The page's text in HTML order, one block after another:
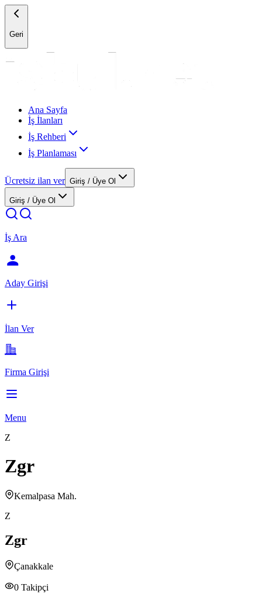
Geri
Ana Sayfa
İş İlanları
İş Rehberi
İş Planlaması
Ücretsiz ilan ver Giriş / Üye Ol
Giriş / Üye Ol
İş Ara
Aday Girişi
İlan Ver
Firma Girişi
Menu
Z
Zgr
Kemalpasa Mah.
Z
Zgr
Çanakkale
0 Takipçi